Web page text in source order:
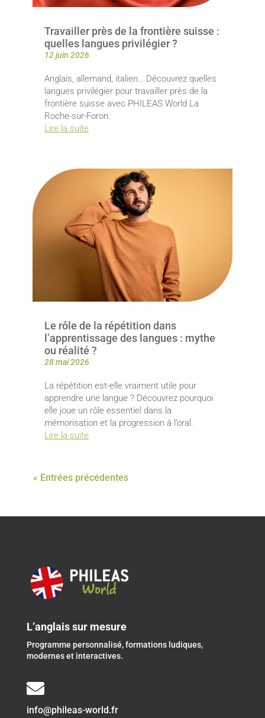
Travailler près de la frontière suisse :
quelles langues privilégier ?
12 juin 2026
Anglais, allemand, italien… Découvrez quelles
langues privilégier pour travailler près de la
frontière suisse avec PHILEAS World La
Roche-sur-Foron.
Lire la suite
Le rôle de la répétition dans
l’apprentissage des langues : mythe
ou réalité ?
28 mai 2026
La répétition est-elle vraiment utile pour
apprendre une langue ? Découvrez pourquoi
elle joue un rôle essentiel dans la
mémorisation et la progression à l’oral.
Lire la suite
« Entrées précédentes
L’anglais sur mesure
Programme personnalisé, formations ludiques,
modernes et interactives.

info@phileas-world.fr